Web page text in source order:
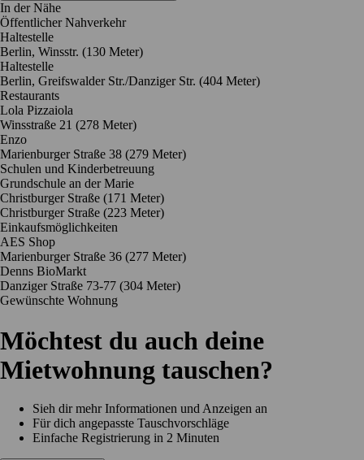
In der Nähe
Öffentlicher Nahverkehr
Haltestelle
Berlin, Winsstr. (130 Meter)
Haltestelle
Berlin, Greifswalder Str./Danziger Str. (404 Meter)
Restaurants
Lola Pizzaiola
Winsstraße 21 (278 Meter)
Enzo
Marienburger Straße 38 (279 Meter)
Schulen und Kinderbetreuung
Grundschule an der Marie
Christburger Straße (171 Meter)
Christburger Straße (223 Meter)
Einkaufsmöglichkeiten
AES Shop
Marienburger Straße 36 (277 Meter)
Denns BioMarkt
Danziger Straße 73-77 (304 Meter)
Gewünschte Wohnung
Möchtest du auch deine
Mietwohnung tauschen?
Sieh dir mehr Informationen und Anzeigen an
Für dich angepasste Tauschvorschläge
Einfache Registrierung in 2 Minuten